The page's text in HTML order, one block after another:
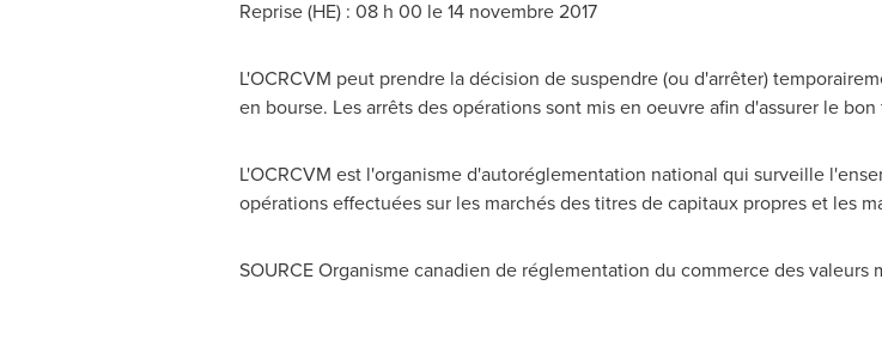
Reprise (HE) : 08 h 00 le 14 novembre 2017
L'OCRCVM peut prendre la décision de suspendre (ou d'arrêter)
en bourse. Les arrêts des opérations sont mis en oeuvre afin d'assurer le
L'OCRCVM est l'organisme d'autoréglementation national qui surveille
opérations effectuées sur les marchés des titres de capitaux propres et les
SOURCE Organisme canadien de réglementation du commerce des valeurs